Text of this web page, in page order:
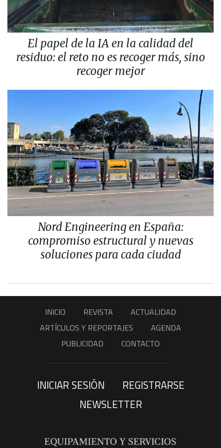
El papel de la IA en la calidad del
residuo: el reto no es recoger más, sino
recoger mejor
Nord Engineering en España:
compromiso estructural y nuevas
soluciones para cada ciudad
INICIO REVISTA
ACTUALIDAD
ARTÍCULOS Y REPORTAJES
AGENDA
PUBLICIDAD
CONTACTO
INICIAR SESIÓN
REGISTRARSE
NEWSLETTER